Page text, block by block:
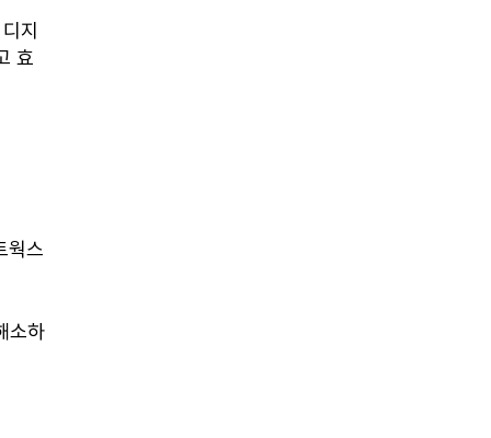
지
효
웍스
소하